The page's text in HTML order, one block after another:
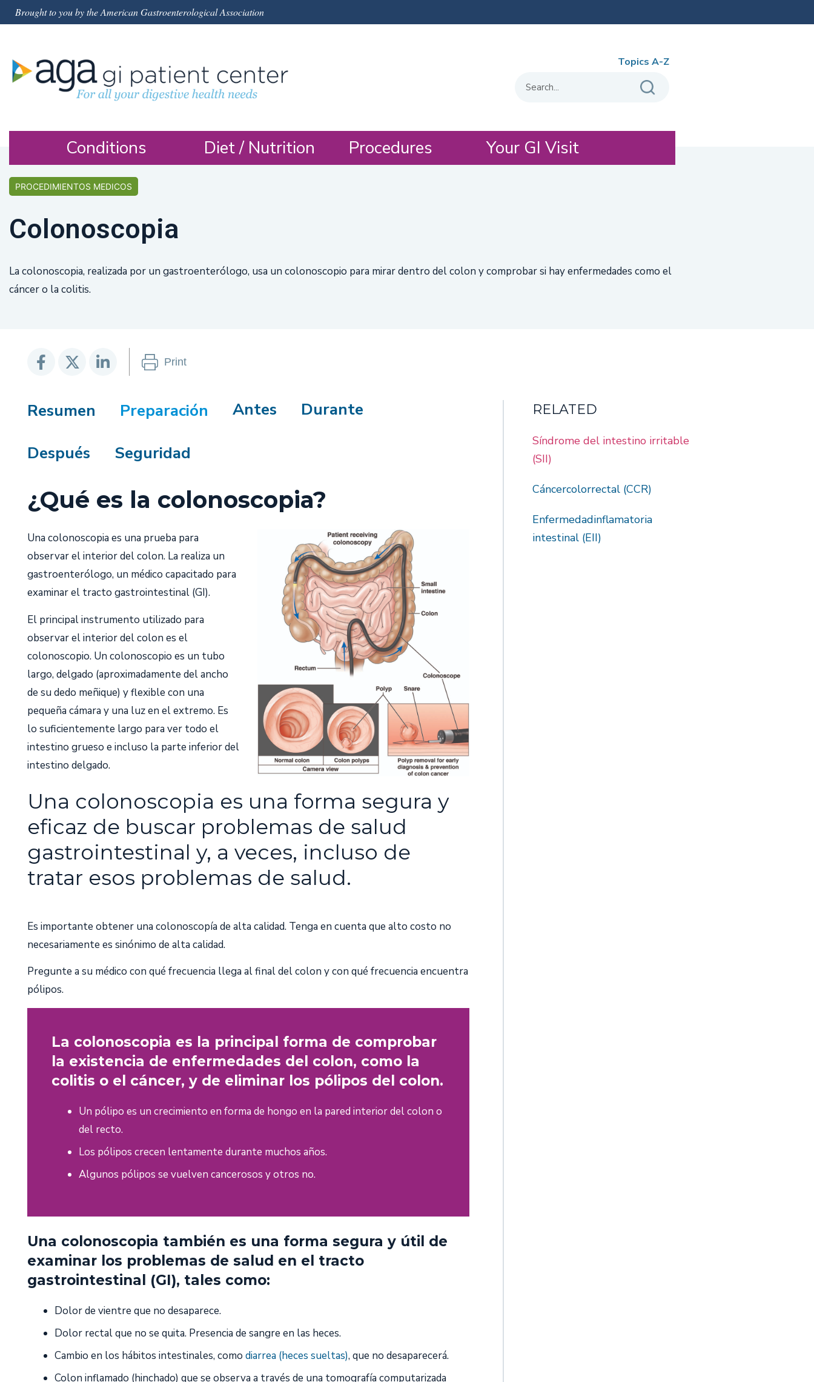
Brought to you by the American Gastroenterological Association
Topics A-Z
Conditions Diet / Nutrition Procedures Your GI Visit
PROCEDIMIENTOS MEDICOS
Colonoscopia
La colonoscopia, realizada por un gastroenterólogo, usa un colonoscopio para mirar dentro del colon y comprobar si hay enfermedades como el
cáncer o la colitis.
Print
Resumen Preparación Antes Durante
Después Seguridad
¿Qué es la colonoscopia?
Una colonoscopia es una prueba para
observar el interior del colon. La realiza un
gastroenterólogo, un médico capacitado para
examinar el tracto gastrointestinal (GI).
El principal instrumento utilizado para
observar el interior del colon es el
colonoscopio. Un colonoscopio es un tubo
largo, delgado (aproximadamente del ancho
de su dedo meñique) y flexible con una
pequeña cámara y una luz en el extremo. Es
lo suficientemente largo para ver todo el
intestino grueso e incluso la parte inferior del
intestino delgado.
Una colonoscopia es una forma segura y
eficaz de buscar problemas de salud
gastrointestinal y, a veces, incluso de
tratar esos problemas de salud.
Es importante obtener una colonoscopía de alta calidad. Tenga en cuenta que alto costo no
necesariamente es sinónimo de alta calidad.
Pregunte a su médico con qué frecuencia llega al final del colon y con qué frecuencia encuentra
pólipos.
La colonoscopia es la principal forma de comprobar
la existencia de enfermedades del colon, como la
colitis o el cáncer, y de eliminar los pólipos del colon.
Un pólipo es un crecimiento en forma de hongo en la pared interior del colon o
del recto.
Los pólipos crecen lentamente durante muchos años.
Algunos pólipos se vuelven cancerosos y otros no.
Una colonoscopia también es una forma segura y útil de
examinar los problemas de salud en el tracto
gastrointestinal (GI), tales como:
Dolor de vientre que no desaparece.
Dolor rectal que no se quita. Presencia de sangre en las heces.
Cambio en los hábitos intestinales, como diarrea (heces sueltas), que no desaparecerá.
Colon inflamado (hinchado) que se observa a través de una tomografía computarizada
RELATED
Síndrome del intestino irritable
(SII)
Cáncercolorrectal (CCR)
Enfermedadinflamatoria
intestinal (EII)